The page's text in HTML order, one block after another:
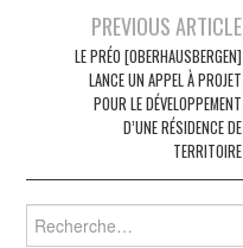
Navigation
articles
PREVIOUS ARTICLE
LE PRÉO [OBERHAUSBERGEN]
LANCE UN APPEL À PROJET
POUR LE DÉVELOPPEMENT
D’UNE RÉSIDENCE DE
TERRITOIRE
Rechercher :